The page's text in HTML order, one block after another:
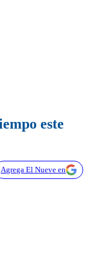
este
Agrega El Nueve en